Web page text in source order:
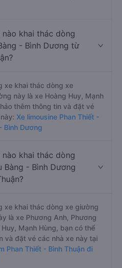
nào khai thác dòng
- Bình Dương từ
xe khai thác dòng xe
này là xe Hoàng Huy, Mạnh
thêm thông tin và đặt vé
Xe limousine Phan Thiết -
Bình Dương
nào khai thác dòng
Bàng - Bình Dương
xe khai thác dòng xe giường
là xe Phương Anh, Phương
Mạnh Hùng, bạn có thể
và đặt vé các nhà xe này tại
Phan Thiết - Bình Thuận đi